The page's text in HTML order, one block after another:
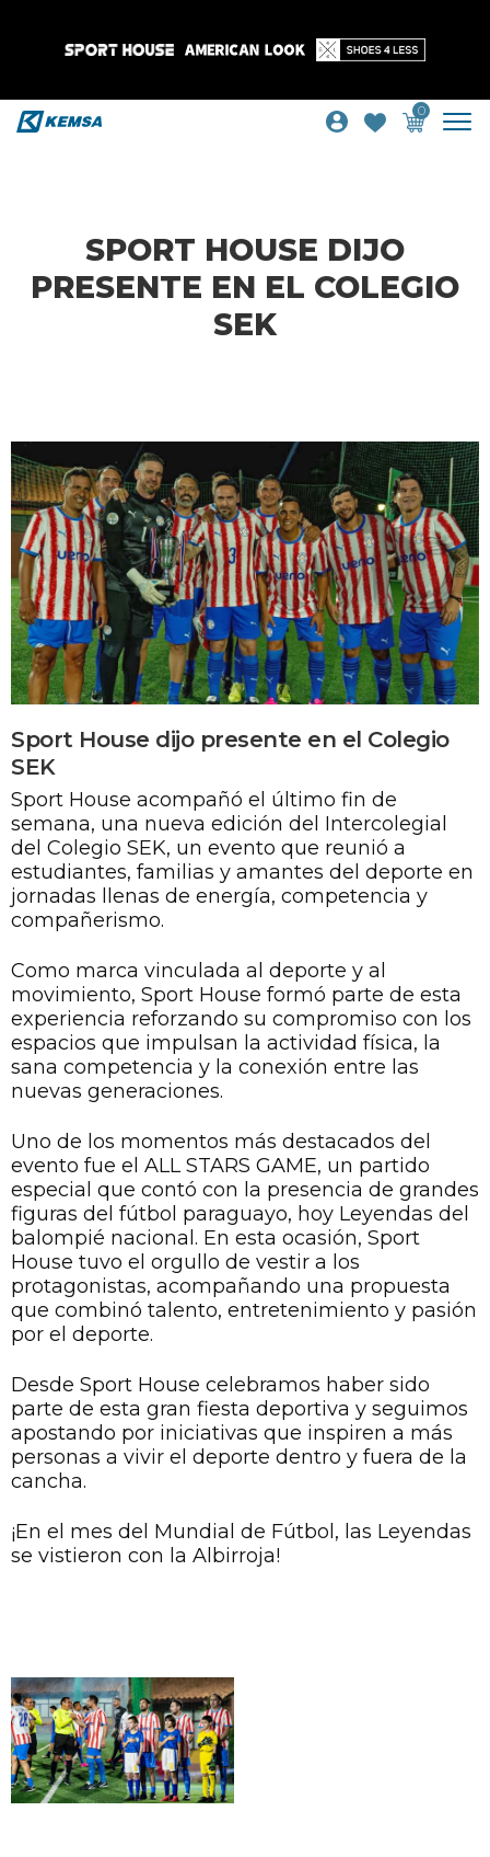
0
SPORT HOUSE DIJO
PRESENTE EN EL COLEGIO
SEK
Sport House dijo presente en el Colegio
SEK
Sport House acompañó el último fin de
semana, una nueva edición del Intercolegial
del Colegio SEK, un evento que reunió a
estudiantes, familias y amantes del deporte en
jornadas llenas de energía, competencia y
compañerismo.
Como marca vinculada al deporte y al
movimiento, Sport House formó parte de esta
experiencia reforzando su compromiso con los
espacios que impulsan la actividad física, la
sana competencia y la conexión entre las
nuevas generaciones.
Uno de los momentos más destacados del
evento fue el ALL STARS GAME, un partido
especial que contó con la presencia de grandes
figuras del fútbol paraguayo, hoy Leyendas del
balompié nacional. En esta ocasión, Sport
House tuvo el orgullo de vestir a los
protagonistas, acompañando una propuesta
que combinó talento, entretenimiento y pasión
por el deporte.
Desde Sport House celebramos haber sido
parte de esta gran fiesta deportiva y seguimos
apostando por iniciativas que inspiren a más
personas a vivir el deporte dentro y fuera de la
cancha.
¡En el mes del Mundial de Fútbol, las Leyendas
se vistieron con la Albirroja!